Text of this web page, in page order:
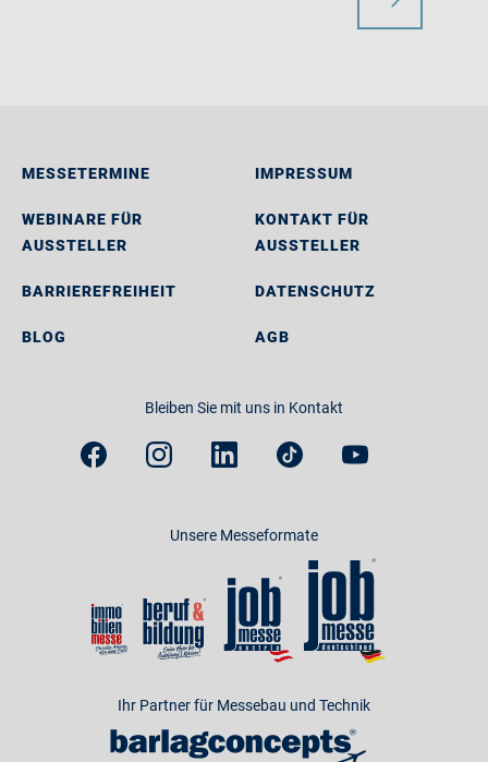
MESSETERMINE
WEBINARE FÜR
AUSSTELLER
BARRIEREFREIHEIT
BLOG
IMPRESSUM
KONTAKT FÜR
AUSSTELLER
DATENSCHUTZ
AGB
Bleiben Sie mit uns in Kontakt
Unsere Messeformate
Ihr Partner für Messebau und Technik